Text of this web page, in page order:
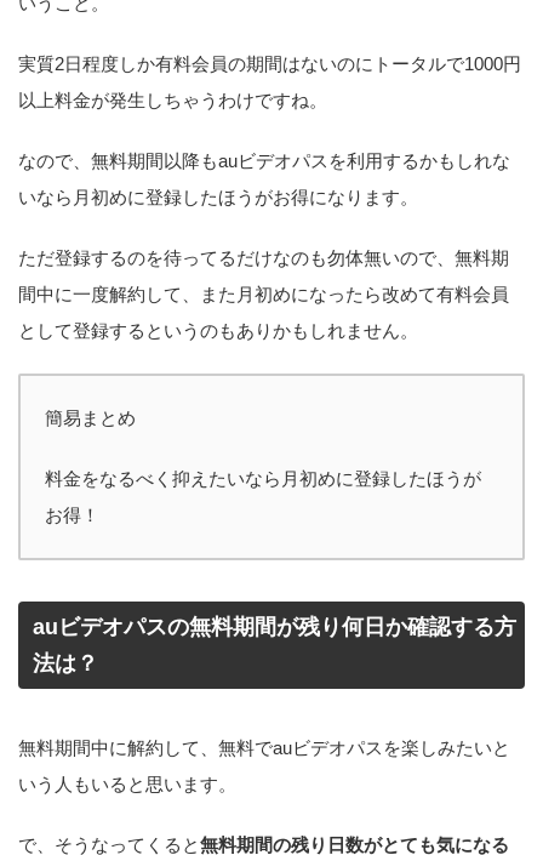
実質2日程度しか有料会員の期間はないのにトータルで1000円
以上料金が発生しちゃうわけですね。
なので、無料期間以降もauビデオパスを利用するかもしれな
いなら月初めに登録したほうがお得になります。
ただ登録するのを待ってるだけなのも勿体無いので、無料期
間中に一度解約して、また月初めになったら改めて有料会員
として登録するというのもありかもしれません。
簡易まとめ
料金をなるべく抑えたいなら月初めに登録したほうが
お得！
auビデオパスの無料期間が残り何日か確認する方
法は？
無料期間中に解約して、無料でauビデオパスを楽しみたいと
いう人もいると思います。
で、そうなってくると無料期間の残り日数がとても気になる